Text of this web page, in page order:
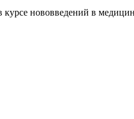
нововведений в